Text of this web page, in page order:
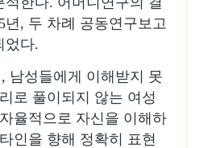
년, 두 차례 공동연구보고
었다.
남성들에게 이해받지 못
로 풀이되지 않는 여성
율적으로 자신을 이해하
인을 향해 정확히 표현